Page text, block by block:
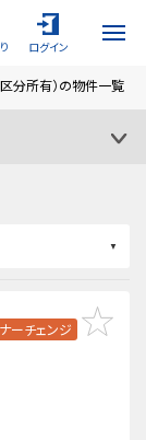
ログイン
分所有）の物件一覧
ーチェンジ